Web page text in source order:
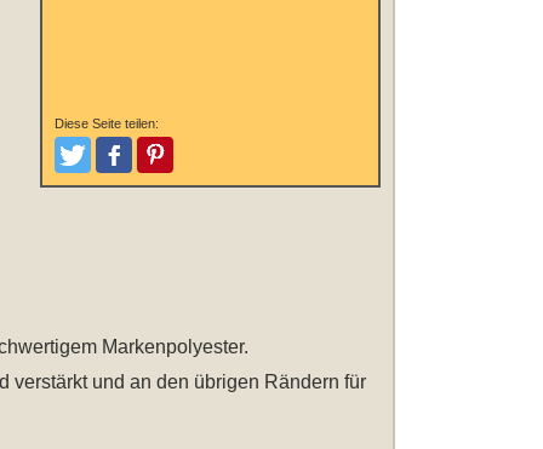
Diese Seite teilen:
TweetenPostenPinterest
Markenpolyester.
und an den übrigen Rändern für